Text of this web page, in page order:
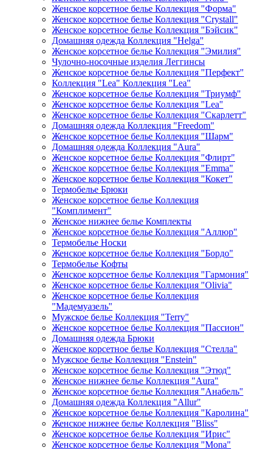
Женское корсетное белье Коллекция "Форма"
Женское корсетное белье Коллекция "Crystall"
Женское корсетное белье Коллекция "Бэйсик"
Домашняя одежда Коллекция "Helga"
Женское корсетное белье Коллекция "Эмилия"
Чулочно-носочные изделия Леггинсы
Женское корсетное белье Коллекция "Перфект"
Коллекция "Lea" Коллекция "Lea"
Женское корсетное белье Коллекция "Триумф"
Женское корсетное белье Коллекция "Lea"
Женское корсетное белье Коллекция "Скарлетт"
Домашняя одежда Коллекция "Freedom"
Женское корсетное белье Коллекция "Шарм"
Домашняя одежда Коллекция "Aura"
Женское корсетное белье Коллекция "Флирт"
Женское корсетное белье Коллекция "Emma"
Женское корсетное белье Коллекция "Кокет"
Термобелье Брюки
Женское корсетное белье Коллекция
"Комплимент"
Женское нижнее белье Комплекты
Женское корсетное белье Коллекция "Аллюр"
Термобелье Носки
Женское корсетное белье Коллекция "Бордо"
Термобелье Кофты
Женское корсетное белье Коллекция "Гармония"
Женское корсетное белье Коллекция "Olivia"
Женское корсетное белье Коллекция
"Мадемуазель"
Мужское белье Коллекция "Terry"
Женское корсетное белье Коллекция "Пассион"
Домашняя одежда Брюки
Женское корсетное белье Коллекция "Стелла"
Мужское белье Коллекция "Enstein"
Женское корсетное белье Коллекция "Этюд"
Женское нижнее белье Коллекция "Aura"
Женское корсетное белье Коллекция "Анабель"
Домашняя одежда Коллекция "Allur"
Женское корсетное белье Коллекция "Каролина"
Женское нижнее белье Коллекция "Bliss"
Женское корсетное белье Коллекция "Ирис"
Женское корсетное белье Коллекция "Mona"